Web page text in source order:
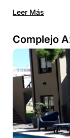
Leer Más
Complejo